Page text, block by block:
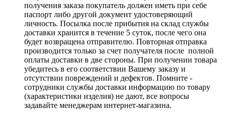
получения заказа покупатель должен иметь при себе
паспорт либо другой документ удостоверяющий
личность. Посылка после прибытия на склад службы
доставки хранится в течение 5 суток, после чего она
будет возвращена отправителю. Повторная отправка
производится только за счет получателя после полной
оплаты доставки в две стороны. При получении товара
убедитесь в его соответствии Вашему заказу и
отсутствии повреждений и дефектов. Помните -
сотрудники службы доставки информацию по товару
(характеристики изделия) не дают, все вопросы
задавайте менеджерам интернет-магазина.